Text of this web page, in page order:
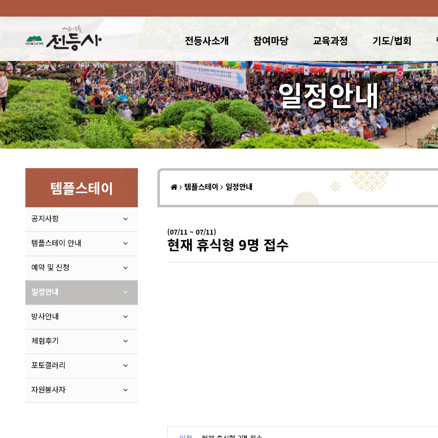
전등사소개 참여마당 교육과정 기도/법회
일정안내
템플스테이
공지사항
템플스테이 안내
예약 및 신청
일정안내
방사안내
체험후기
포토갤러리
자원봉사자
템플스테이 일정안내
(07/11 ~ 07/11)
현재 휴식형 9명 접수